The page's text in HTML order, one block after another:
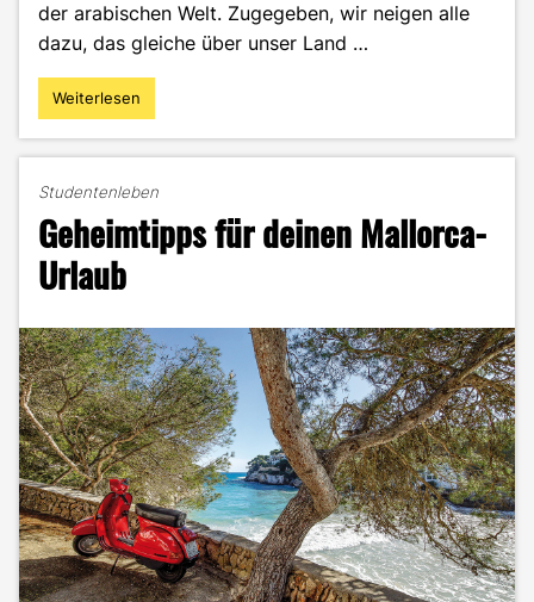
der arabischen Welt. Zugegeben, wir neigen alle
dazu, das gleiche über unser Land …
"Marokkos
Vielfalt,
an
Landschaften
!"
Weiterlesen
Studentenleben
Geheimtipps für deinen Mallorca-
Urlaub